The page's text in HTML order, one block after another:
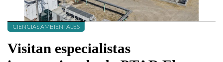
CIENCIAS AMBIENTALES
Visitan especialistas